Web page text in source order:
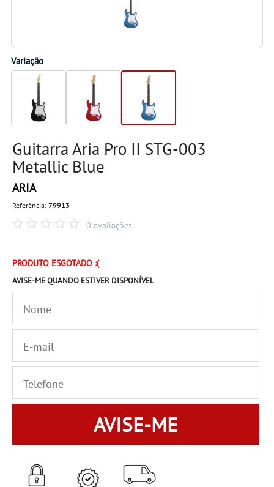
Variação
Guitarra Aria Pro II STG-003
Metallic Blue
ARIA
Referência: 79913
0 avaliações
PRODUTO ESGOTADO :(
AVISE-ME QUANDO ESTIVER DISPONÍVEL
AVISE-ME